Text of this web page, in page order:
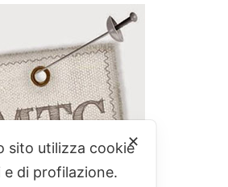
✕
sito utilizza cookie
e di profilazione.